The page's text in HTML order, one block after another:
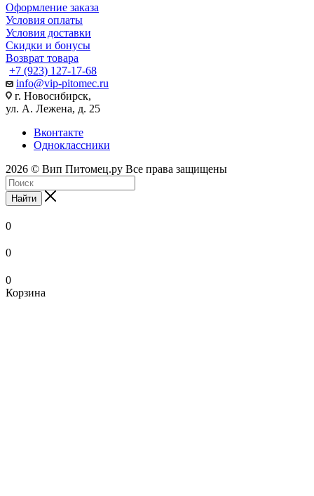
Оформление заказа
Условия оплаты
Условия доставки
Скидки и бонусы
Возврат товара
+7 (923) 127-17-68
info@vip-pitomec.ru
г. Новосибирск,
ул. А. Лежена, д. 25
Вконтакте
Одноклассники
2026 © Вип Питомец.ру Все права защищены
Найти
0
0
0
Корзина